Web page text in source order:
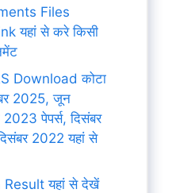
Files
यहां से करे किसी
Download कोटा
2025, जून
पेपर्स, दिसंबर
2022 यहां से
यहां से देखें